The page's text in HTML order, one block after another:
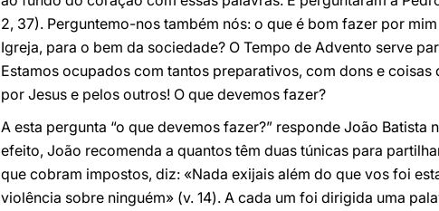
2, 37). Perguntemo-nos também nós: o que é bom fazer por
Igreja, para o bem da sociedade? O Tempo de Advento serve
Estamos ocupados com tantos preparativos, com dons e
por Jesus e pelos outros! O que devemos fazer?
A esta pergunta “o que devemos fazer?” responde João Batista
efeito, João recomenda a quantos têm duas túnicas para
que cobram impostos, diz: «Nada exijais além do que vos foi
violência sobre ninguém» (v. 14). A cada um foi dirigida uma